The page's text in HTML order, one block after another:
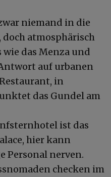
niemand in die
atmosphärisch
das Menza und
auf urbanen
in
das Gundel am
ist das
hier kann
Personal nerven.
checken im